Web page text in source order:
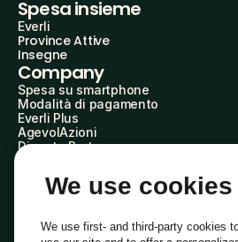
Spesa insieme
Everli
Province Attive
Insegne
Company
Spesa su smartphone
Modalità di pagamento
Everli Plus
AgevolAzioni
Diventa Partner
Everli Shoppers
About Us
Everli News
Domande frequenti
We use cookies
We use first- and third-party cookies